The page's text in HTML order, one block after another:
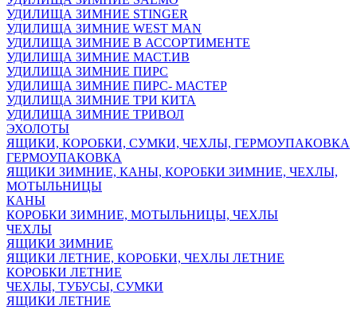
УДИЛИЩА ЗИМНИЕ STINGER
УДИЛИЩА ЗИМНИЕ WEST MAN
УДИЛИЩА ЗИМНИЕ В АССОРТИМЕНТЕ
УДИЛИЩА ЗИМНИЕ МАСТ.ИВ
УДИЛИЩА ЗИМНИЕ ПИРС
УДИЛИЩА ЗИМНИЕ ПИРС- МАСТЕР
УДИЛИЩА ЗИМНИЕ ТРИ КИТА
УДИЛИЩА ЗИМНИЕ ТРИВОЛ
ЭХОЛОТЫ
ЯЩИКИ, КОРОБКИ, СУМКИ, ЧЕХЛЫ, ГЕРМОУПАКОВКА
ГЕРМОУПАКОВКА
ЯЩИКИ ЗИМНИЕ, КАНЫ, КОРОБКИ ЗИМНИЕ, ЧЕХЛЫ,
МОТЫЛЬНИЦЫ
КАНЫ
КОРОБКИ ЗИМНИЕ, МОТЫЛЬНИЦЫ, ЧЕХЛЫ
ЧЕХЛЫ
ЯЩИКИ ЗИМНИЕ
ЯЩИКИ ЛЕТНИЕ, КОРОБКИ, ЧЕХЛЫ ЛЕТНИЕ
КОРОБКИ ЛЕТНИЕ
ЧЕХЛЫ, ТУБУСЫ, СУМКИ
ЯЩИКИ ЛЕТНИЕ